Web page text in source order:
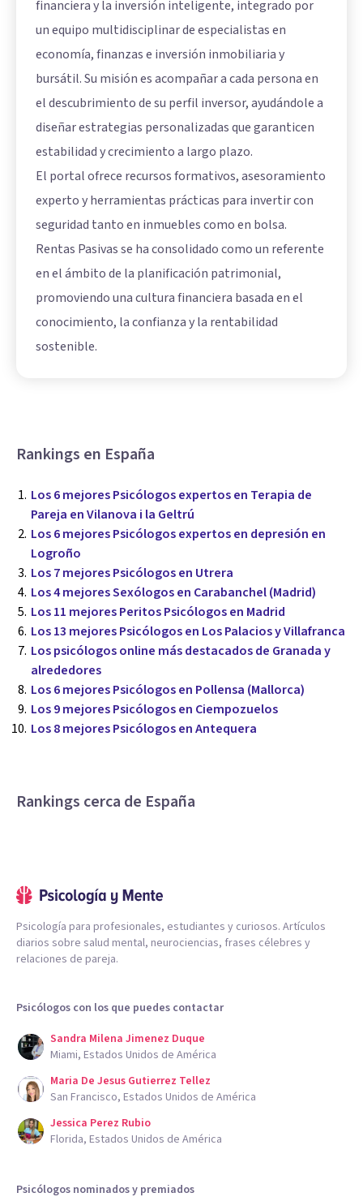
financiera y la inversión inteligente, integrado por
un equipo multidisciplinar de especialistas en
economía, finanzas e inversión inmobiliaria y
bursátil. Su misión es acompañar a cada persona en
el descubrimiento de su perfil inversor, ayudándole a
diseñar estrategias personalizadas que garanticen
estabilidad y crecimiento a largo plazo.
El portal ofrece recursos formativos, asesoramiento
experto y herramientas prácticas para invertir con
seguridad tanto en inmuebles como en bolsa.
Rentas Pasivas se ha consolidado como un referente
en el ámbito de la planificación patrimonial,
promoviendo una cultura financiera basada en el
conocimiento, la confianza y la rentabilidad
sostenible.
Rankings en España
Los 6 mejores Psicólogos expertos en Terapia de
Pareja en Vilanova i la Geltrú
Los 6 mejores Psicólogos expertos en depresión en
Logroño
Los 7 mejores Psicólogos en Utrera
Los 4 mejores Sexólogos en Carabanchel (Madrid)
Los 11 mejores Peritos Psicólogos en Madrid
Los 13 mejores Psicólogos en Los Palacios y Villafranca
Los psicólogos online más destacados de Granada y
alrededores
Los 6 mejores Psicólogos en Pollensa (Mallorca)
Los 9 mejores Psicólogos en Ciempozuelos
Los 8 mejores Psicólogos en Antequera
Rankings cerca de España
Psicología para profesionales, estudiantes y curiosos. Artículos
diarios sobre salud mental, neurociencias, frases célebres y
relaciones de pareja.
Psicólogos con los que puedes contactar
Sandra Milena Jimenez Duque
Miami, Estados Unidos de América
Maria De Jesus Gutierrez Tellez
San Francisco, Estados Unidos de América
Jessica Perez Rubio
Florida, Estados Unidos de América
Psicólogos nominados y premiados